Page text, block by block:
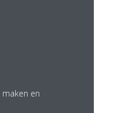
het even waar via een
en